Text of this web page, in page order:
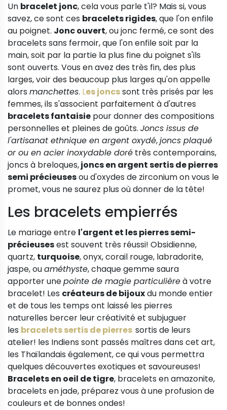
Un bracelet jonc, cela vous parle t'il? Mais si, vous
savez, ce sont ces bracelets rigides, que l'on enfile
au poignet. Jonc ouvert, ou jonc fermé, ce sont des
bracelets sans fermoir, que l'on enfile soit par la
main, soit par la partie la plus fine du poignet s'ils
sont ouverts. Vous en avez des très fin, des plus
larges, voir des beaucoup plus larges qu'on appelle
alors manchettes. Les joncssont très prisés par les
femmes, ils s'associent parfaitement à d'autres
bracelets fantaisie pour donner des compositions
personnelles et pleines de goûts. Joncs issus de
l'artisanat ethnique en argent oxydé,joncs plaqué
or ou en acier inoxydable doré très contemporains,
joncs à breloques,joncs en argent sertis de pierres
semi précieusesou d'oxydes de zirconium on vous le
promet, vous ne saurez plus où donner de la tête!
Les bracelets empierrés
Le mariage entre l'argent et les pierres semi-
précieusesest souvent très réussi! Obsidienne,
quartz, turquoise, onyx, corail rouge, labradorite,
jaspe, ouaméthyste, chaque gemme saura
apporter unepointe de magie particulièreà votre
bracelet! Les créateurs de bijouxdu monde entier
et de tous les temps ont laissé les pierres
naturelles bercer leur créativité et subjuguer
les bracelets sertis de pierres sortis de leurs
atelier! les Indiens sont passés maîtres dans cet art,
les Thaïlandais également, ce qui vous permettra
quelques découvertes exotiques et savoureuses!
Bracelets en oeil de tigre, bracelets en amazonite,
bracelets en jade, préparez vous à une profusion de
couleurs et de bonnes ondes!